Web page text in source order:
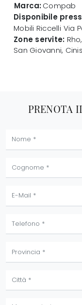
Marca:Compab
Disponibile
Mobili Riccelli Via
Zone servite:
San Giovanni,
PRENOTA